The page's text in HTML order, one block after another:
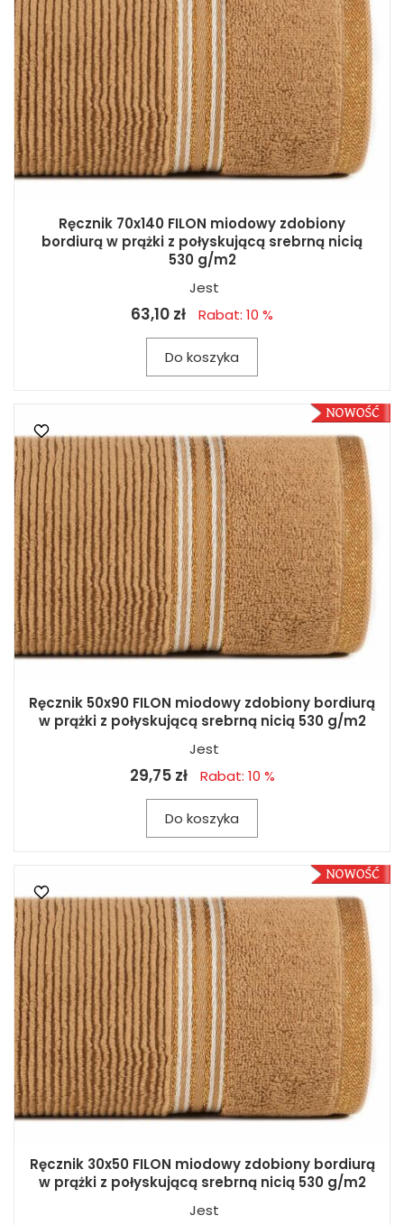
Ręcznik 70x140 FILON miodowy zdobiony
bordiurą w prążki z połyskującą srebrną nicią
530 g/m2
Jest
63,10 zł Rabat: 10 %
Do koszyka
Ręcznik 50x90 FILON miodowy zdobiony bordiurą
w prążki z połyskującą srebrną nicią 530 g/m2
Jest
29,75 zł Rabat: 10 %
Do koszyka
Ręcznik 30x50 FILON miodowy zdobiony bordiurą
w prążki z połyskującą srebrną nicią 530 g/m2
Jest